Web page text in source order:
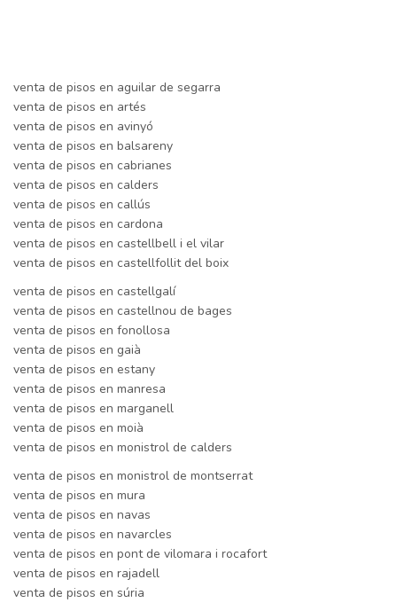
venta de pisos en aguilar de segarra
venta de pisos en artés
venta de pisos en avinyó
venta de pisos en balsareny
venta de pisos en cabrianes
venta de pisos en calders
venta de pisos en callús
venta de pisos en cardona
venta de pisos en castellbell i el vilar
venta de pisos en castellfollit del boix
venta de pisos en castellgalí
venta de pisos en castellnou de bages
venta de pisos en fonollosa
venta de pisos en gaià
venta de pisos en estany
venta de pisos en manresa
venta de pisos en marganell
venta de pisos en moià
venta de pisos en monistrol de calders
venta de pisos en monistrol de montserrat
venta de pisos en mura
venta de pisos en navas
venta de pisos en navarcles
venta de pisos en pont de vilomara i rocafort
venta de pisos en rajadell
venta de pisos en súria